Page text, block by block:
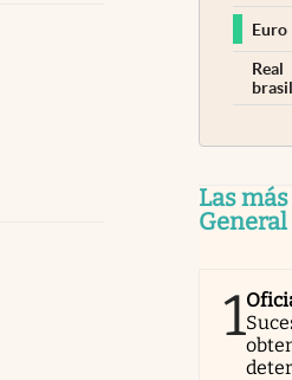
Euro
Real
Las
General
1